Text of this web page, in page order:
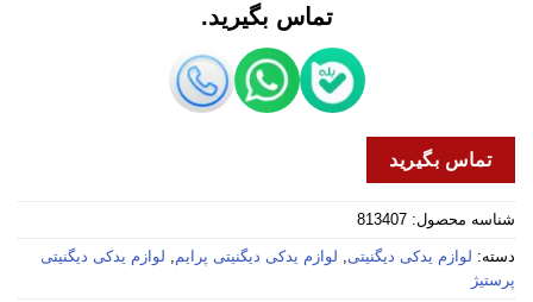
تماس بگیرید.
تماس بگیرید
شناسه محصول: 813407
دسته: لوازم یدکی دیگنیتی, لوازم یدکی دیگنیتی پرایم, لوازم یدکی دیگنیتی
پرستیژ